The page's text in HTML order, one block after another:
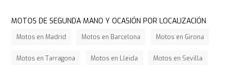
MOTOS DE SEGUNDA MANO Y OCASIÓN POR LOCALIZACIÓN
Motos en Madrid Motos en Barcelona Motos en Girona
Motos en Tarragona Motos en Lleida Motos en Sevilla